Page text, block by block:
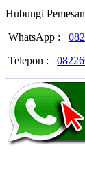
Hubungi
WhatsApp :
Telepon :